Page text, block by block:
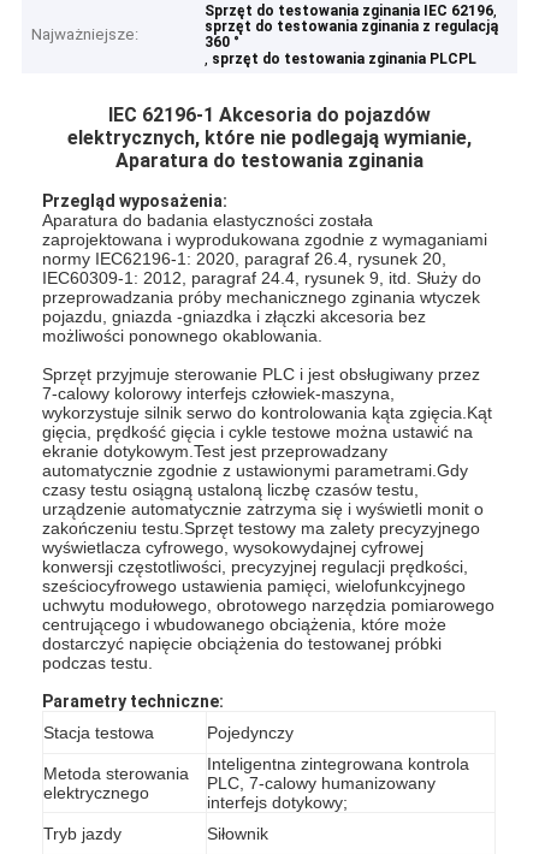
Najważniejsze:
Sprzęt do testowania zginania IEC 62196,
sprzęt do testowania zginania z regulacją
360 °
, sprzęt do testowania zginania PLCPL
IEC 62196-1 Akcesoria do pojazdów
elektrycznych, które nie podlegają wymianie,
Aparatura do testowania zginania
Przegląd wyposażenia:
Aparatura do badania elastyczności została
zaprojektowana i wyprodukowana zgodnie z wymaganiami
normy IEC62196-1: 2020, paragraf 26.4, rysunek 20,
IEC60309-1: 2012, paragraf 24.4, rysunek 9, itd. Służy do
przeprowadzania próby mechanicznego zginania wtyczek
pojazdu, gniazda -gniazdka i złączki akcesoria bez
możliwości ponownego okablowania.
Sprzęt przyjmuje sterowanie PLC i jest obsługiwany przez
7-calowy kolorowy interfejs człowiek-maszyna,
wykorzystuje silnik serwo do kontrolowania kąta zgięcia.Kąt
gięcia, prędkość gięcia i cykle testowe można ustawić na
ekranie dotykowym.Test jest przeprowadzany
automatycznie zgodnie z ustawionymi parametrami.Gdy
czasy testu osiągną ustaloną liczbę czasów testu,
urządzenie automatycznie zatrzyma się i wyświetli monit o
zakończeniu testu.Sprzęt testowy ma zalety precyzyjnego
wyświetlacza cyfrowego, wysokowydajnej cyfrowej
konwersji częstotliwości, precyzyjnej regulacji prędkości,
sześciocyfrowego ustawienia pamięci, wielofunkcyjnego
uchwytu modułowego, obrotowego narzędzia pomiarowego
centrującego i wbudowanego obciążenia, które może
dostarczyć napięcie obciążenia do testowanej próbki
podczas testu.
Parametry techniczne:
Stacja testowa
Pojedynczy
Metoda sterowania
elektrycznego
Inteligentna zintegrowana kontrola
PLC, 7-calowy humanizowany
interfejs dotykowy;
Tryb jazdy
Siłownik